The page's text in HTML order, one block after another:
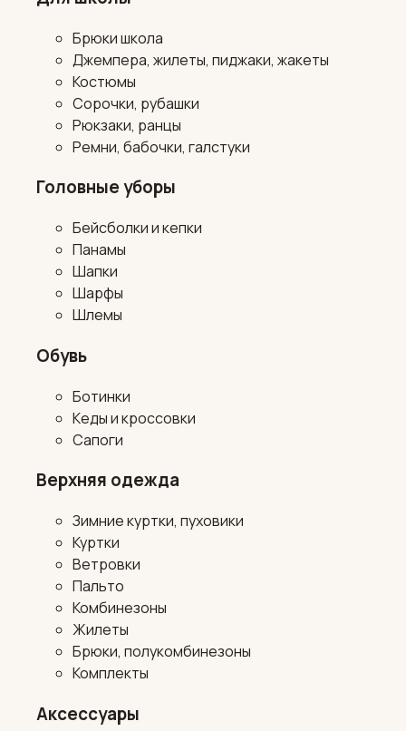
Брюки школа
Джемпера, жилеты, пиджаки, жакеты
Костюмы
Сорочки, рубашки
Рюкзаки, ранцы
Ремни, бабочки, галстуки
Головные уборы
Бейсболки и кепки
Панамы
Шапки
Шарфы
Шлемы
Обувь
Ботинки
Кеды и кроссовки
Сапоги
Верхняя одежда
Зимние куртки, пуховики
Куртки
Ветровки
Пальто
Комбинезоны
Жилеты
Брюки, полукомбинезоны
Комплекты
Аксессуары